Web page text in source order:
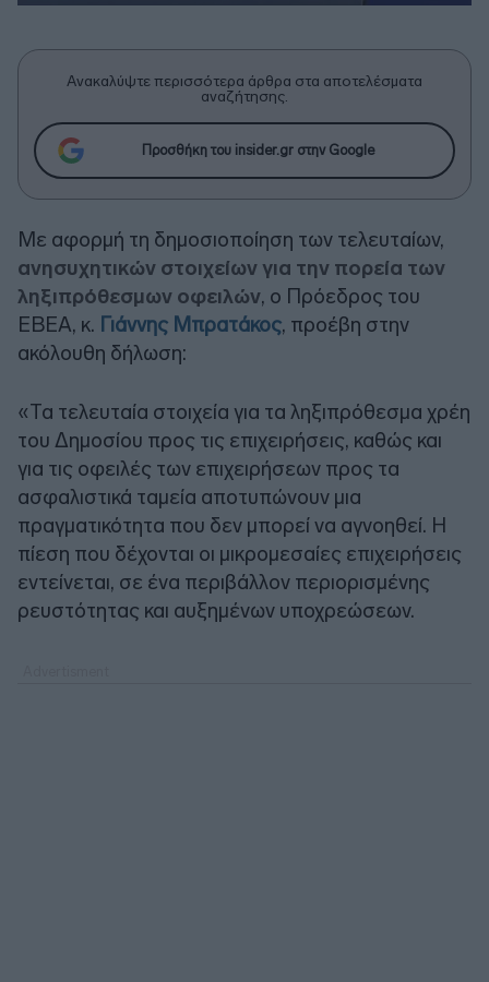
Ανακαλύψτε περισσότερα άρθρα στα αποτελέσματα
αναζήτησης.
Προσθήκη του insider.gr στην Google
Με αφορμή τη δημοσιοποίηση των τελευταίων,
ανησυχητικών στοιχείων για την πορεία των
ληξιπρόθεσμων οφειλών, ο Πρόεδρος του
ΕΒΕΑ, κ. Γιάννης Μπρατάκος, προέβη στην
ακόλουθη δήλωση:
«Τα τελευταία στοιχεία για τα ληξιπρόθεσμα χρέη
του Δημοσίου προς τις επιχειρήσεις, καθώς και
για τις οφειλές των επιχειρήσεων προς τα
ασφαλιστικά ταμεία αποτυπώνουν μια
πραγματικότητα που δεν μπορεί να αγνοηθεί. Η
πίεση που δέχονται οι μικρομεσαίες επιχειρήσεις
εντείνεται, σε ένα περιβάλλον περιορισμένης
ρευστότητας και αυξημένων υποχρεώσεων.